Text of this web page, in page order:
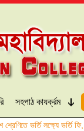
সহপাঠ কাযর্ক্রম
ভর্তি লক্ষ্যে ভর্তি